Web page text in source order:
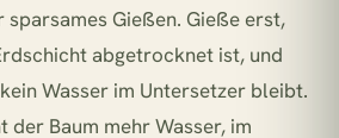
Gießen. Gieße erst,
abgetrocknet ist, und
Wasser im Untersetzer bleibt.
der Baum mehr Wasser, im